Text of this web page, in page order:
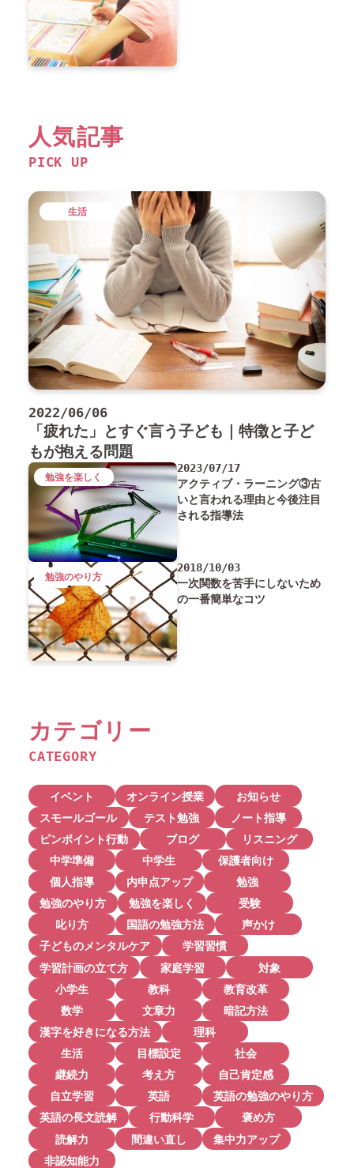
人気記事
PICK UP
2022/06/06
「疲れた」とすぐ言う子ども｜特徴と子ど
もが抱える問題
生活
2023/07/17
アクティブ・ラーニング③古
いと言われる理由と今後注目
される指導法
勉強を楽しく
2018/10/03
一次関数を苦手にしないため
の一番簡単なコツ
勉強のやり方
カテゴリー
CATEGORY
イベント オンライン授業
お知らせ
スモールゴール
テスト勉強
ノート指導
ピンポイント行動
ブログ
リスニング
中学準備
中学生
保護者向け
個人指導
内申点アップ
勉強
勉強のやり方
勉強を楽しく
受験
叱り方
国語の勉強方法
声かけ
子どものメンタルケア
学習習慣
学習計画の立て方
家庭学習
対象
小学生
教科
教育改革
数学
文章力
暗記方法
漢字を好きになる方法
理科
生活
目標設定
社会
継続力
考え方
自己肯定感
自立学習
英語
英語の勉強のやり方
英語の長文読解
行動科学
褒め方
読解力
間違い直し
集中力アップ
非認知能力